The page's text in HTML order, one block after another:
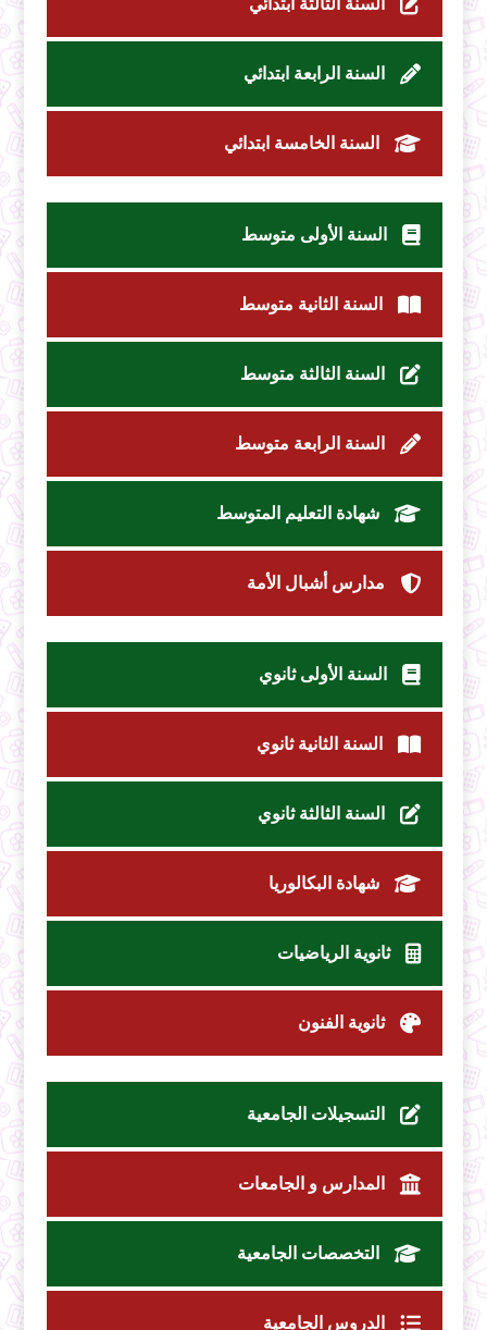
السنة الثالثة ابتدائي
السنة الرابعة ابتدائي
السنة الخامسة ابتدائي
السنة الأولى متوسط
السنة الثانية متوسط
السنة الثالثة متوسط
السنة الرابعة متوسط
شهادة التعليم المتوسط
مدارس أشبال الأمة
السنة الأولى ثانوي
السنة الثانية ثانوي
السنة الثالثة ثانوي
شهادة البكالوريا
ثانوية الرياضيات
ثانوية الفنون
التسجيلات الجامعية
المدارس و الجامعات
التخصصات الجامعية
الدروس الجامعية